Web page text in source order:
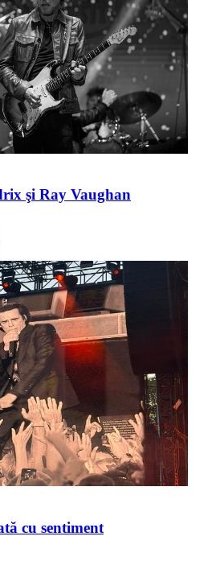
şi Ray Vaughan
cu sentiment